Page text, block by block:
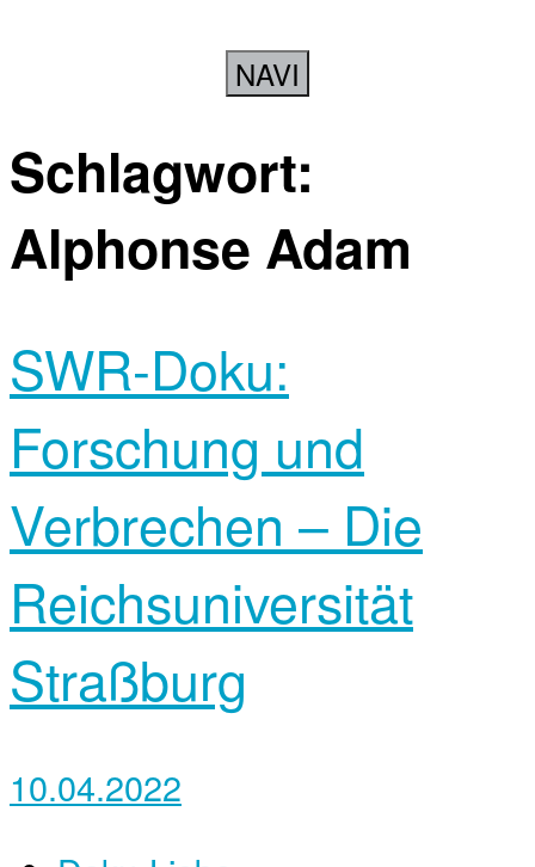
NAVI
Schlagwort:
Alphonse Adam
SWR-Doku:
Forschung und
Verbrechen – Die
Reichsuniversität
Straßburg
10.04.2022